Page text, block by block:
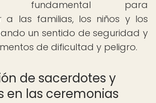
fundamental para
a las familias, los niños y los
un sentido de seguridad y
de dificultad y peligro.
de sacerdotes y
en las ceremonias